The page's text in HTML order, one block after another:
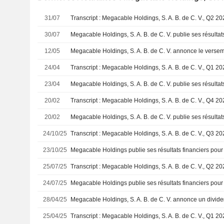
31/07
30/07
12/05
24/04
23/04
20/02
20/02
24/10/25
23/10/25
25/07/25
24/07/25
28/04/25
25/04/25